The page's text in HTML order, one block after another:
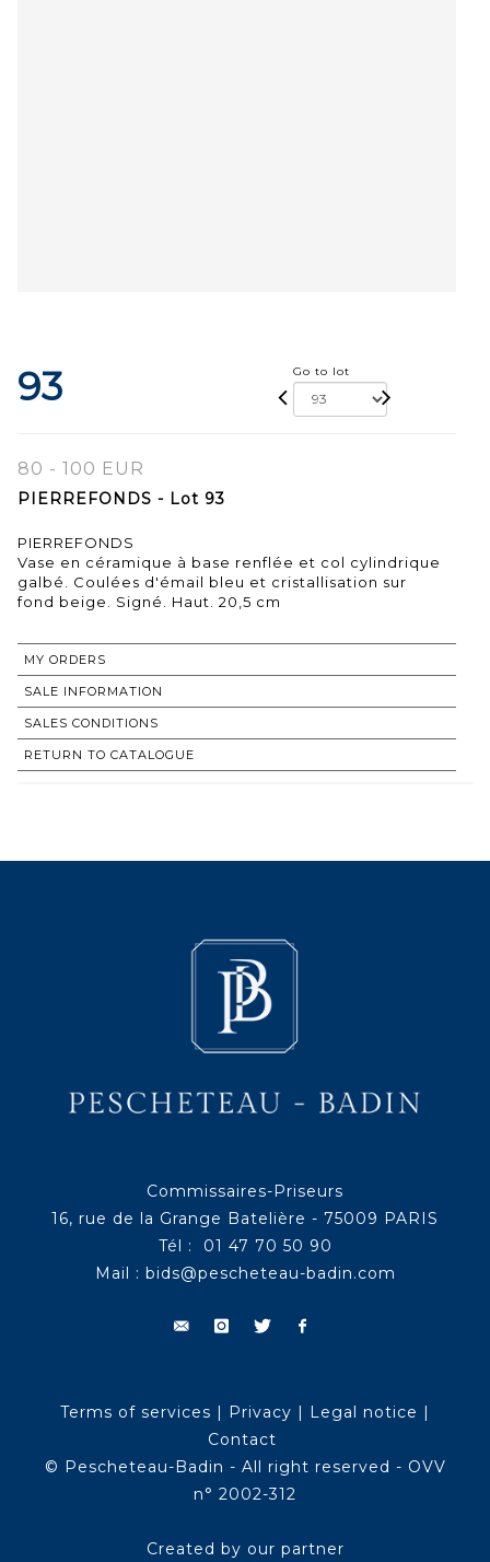
93 Go to lot
80 - 100 EUR
PIERREFONDS - Lot 93
PIERREFONDS
Vase en céramique à base renflée et col cylindrique
galbé. Coulées d'émail bleu et cristallisation sur
fond beige. Signé. Haut. 20,5 cm
MY ORDERS
SALE INFORMATION
SALES CONDITIONS
RETURN TO CATALOGUE
Commissaires-Priseurs
16, rue de la Grange Batelière - 75009 PARIS
Tél : 01 47 70 50 90
Mail : bids@pescheteau-badin.com
Terms of services | Privacy | Legal notice |
Contact
© Pescheteau-Badin - All right reserved - OVV
n° 2002-312
Created by our partner